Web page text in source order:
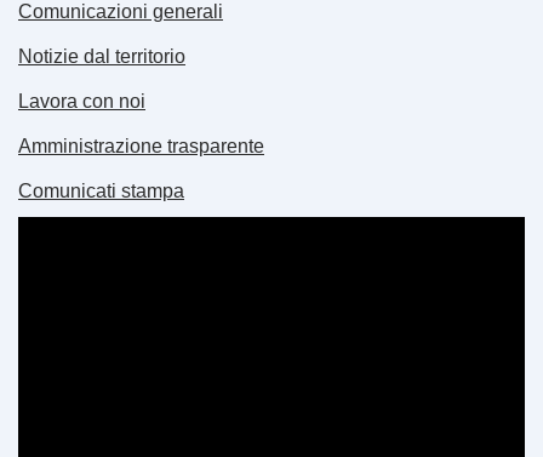
Comunicazioni generali
Notizie dal territorio
Lavora con noi
Amministrazione trasparente
Comunicati stampa